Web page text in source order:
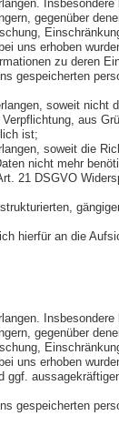
gegenüber
uns erhoben
zu deren
gespeicherten
soweit nicht
aus
ist;
soweit die
nicht mehr
21 DSGVO
hierfür an die
gegenüber
uns erhoben
gespeicherten